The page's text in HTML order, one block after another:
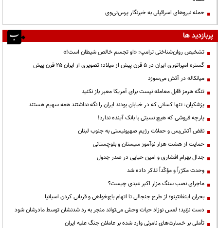
حمله نیروهای اسرائیلی به خبرنگار پرس‌تی‌وی
پربازدید ها
تشخیص روان‌شناختی ترامپ: «او تجسم خالص شیطان است!»
گستره امپراتوری ایران در ۵ قرن پیش از میلاد؛ تصویری از ایران ۲۵ قرن پیش
میانکاله در آتش می‌سوزد
تنگه هرمز قابل معامله نیست برای آمریکا معبر باز نکنید
پزشکیان: تنها کسانی که در خیابان بودند ایران را نگه نداشتند همه سهیم هستند
پارچه فروشی که هیچ نسبتی با بانک آینده ندارد!
نقض آتش‌بس و حملات رژیم صهیونیستی به جنوب لبنان
حمایت از هشت هزار نوآموز سیستان و بلوچستانی
جدال بهرام افشاری و امین حیایی در صدر جدول
وحدت مکرّراً و مؤکّداً تذکر داده شد
ماجرای نصب سنگ مزار اکبر عبدی چیست؟
بحران اینفانتینو؛ از طرح جنجالی تا اتهام باج‌خواهی و قربانی کردن اسپانیا
دست نزنید؛ لمس نوزاد حیات وحش می‌تواند منجر به رد شدنشان توسط مادرشان شود
تأملی بر خسارت‌های نامرئی وارد شده بر عاملان جنگ علیه ایران